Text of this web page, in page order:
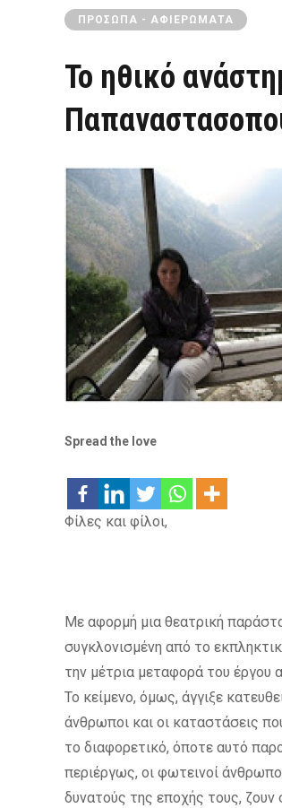
ΠΡΌΣΩΠΑ - ΑΦΙΕΡΏΜΑΤΑ
Το ηθικό
Spread the love
Φίλες και φίλοι,
Με αφορμή μια θεατρική
συγκλονισμένη από το
την μέτρια μεταφορά του έργου
Το κείμενο, όμως, άγγιξε
άνθρωποι και οι καταστάσεις
το διαφορετικό, όποτε αυτό
περιέργως, οι φωτεινοί
δυνατούς της εποχής τους,